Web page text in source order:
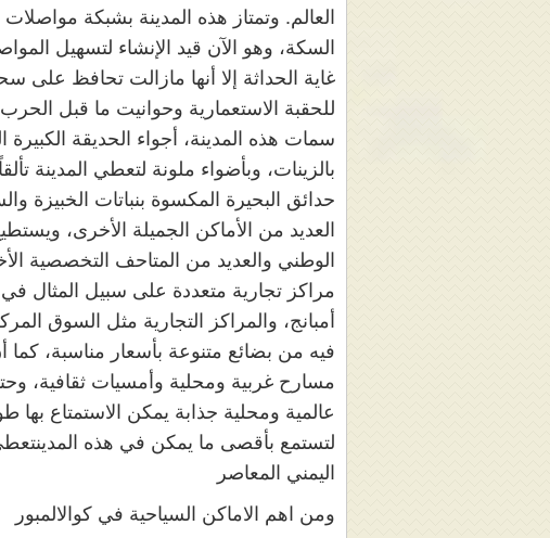
العالم. وتمتاز هذه المدينة بشبكة
السكة، وهو الآن قيد الإنشاء لتسهيل
غاية الحداثة إلا أنها مازالت تحافظ على
للحقبة الاستعمارية وحوانيت ما قبل
سمات هذه المدينة، أجواء الحديقة
بالزينات، وبأضواء ملونة لتعطي المدينة
حدائق البحيرة المكسوة بنباتات الخبيزة
العديد من الأماكن الجميلة الأخرى،
الوطني والعديد من المتاحف التخصصية
مراكز تجارية متعددة على سبيل المثال
أمبانج، والمراكز التجارية مثل السوق
فيه من بضائع متنوعة بأسعار مناسبة، كما
مسارح غربية ومحلية وأمسيات ثقافية،
عالمية ومحلية جذابة يمكن الاستمتاع
لتستمع بأقصى ما يمكن في هذه
اليمني المعاصر
ومن اهم الاماكن السياحية في كوالالمبور